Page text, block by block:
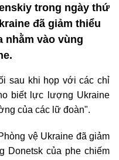
trong ngày thứ
đã giảm thiểu
nhằm vào vùng
sau khi họp với các chỉ
biết lực lượng Ukraine
của các lữ đoàn".
vệ Ukraine đã giảm
Donetsk của phe chiếm